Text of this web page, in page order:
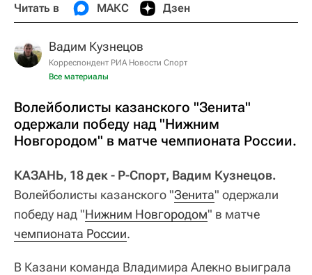
Читать в МАКС Дзен
Вадим Кузнецов
Корреспондент РИА Новости Спорт
Все материалы
Волейболисты казанского "Зенита"
одержали победу над "Нижним
Новгородом" в матче чемпионата России.
КАЗАНЬ, 18 дек - Р-Спорт, Вадим Кузнецов.
Волейболисты казанского "Зенита" одержали
победу над "Нижним Новгородом" в матче
чемпионата России.
В Казани команда Владимира Алекно выиграла